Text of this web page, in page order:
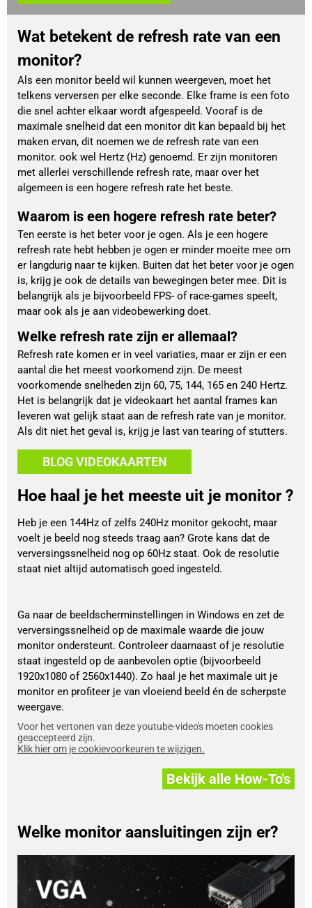
Wat betekent de refresh rate van een
monitor?
Als een monitor beeld wil kunnen weergeven, moet het
telkens verversen per elke seconde. Elke frame is een foto
die snel achter elkaar wordt afgespeeld. Vooraf is de
maximale snelheid dat een monitor dit kan bepaald bij het
maken ervan, dit noemen we de refresh rate van een
monitor. ook wel Hertz (Hz) genoemd. Er zijn monitoren
met allerlei verschillende refresh rate, maar over het
algemeen is een hogere refresh rate het beste.
Waarom is een hogere refresh rate beter?
Ten eerste is het beter voor je ogen. Als je een hogere
refresh rate hebt hebben je ogen er minder moeite mee om
er langdurig naar te kijken. Buiten dat het beter voor je ogen
is, krijg je ook de details van bewegingen beter mee. Dit is
belangrijk als je bijvoorbeeld FPS- of race-games speelt,
maar ook als je aan videobewerking doet.
Welke refresh rate zijn er allemaal?
Refresh rate komen er in veel variaties, maar er zijn er een
aantal die het meest voorkomend zijn. De meest
voorkomende snelheden zijn 60, 75, 144, 165 en 240 Hertz.
Het is belangrijk dat je videokaart het aantal frames kan
leveren wat gelijk staat aan de refresh rate van je monitor.
Als dit niet het geval is, krijg je last van tearing of stutters.
BLOG VIDEOKAARTEN
Hoe haal je het meeste uit je monitor ?
Heb je een 144Hz of zelfs 240Hz monitor gekocht, maar
voelt je beeld nog steeds traag aan? Grote kans dat de
verversingssnelheid nog op 60Hz staat. Ook de resolutie
staat niet altijd automatisch goed ingesteld.
Ga naar de beeldscherminstellingen in Windows en zet de
verversingssnelheid op de maximale waarde die jouw
monitor ondersteunt. Controleer daarnaast of je resolutie
staat ingesteld op de aanbevolen optie (bijvoorbeeld
1920x1080 of 2560x1440). Zo haal je het maximale uit je
monitor en profiteer je van vloeiend beeld én de scherpste
weergave.
Voor het vertonen van deze youtube-video's moeten cookies
geaccepteerd zijn.
Klik hier om je cookievoorkeuren te wijzigen.
Bekijk alle How-To's
Welke monitor aansluitingen zijn er?